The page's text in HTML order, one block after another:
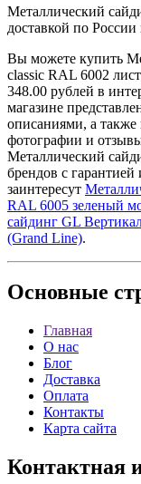
Металлический
доставкой по
Вы можете купить
classic RAL 6002
348.00 рублей в
магазине
описаниями, а также
фотографии и
Металлический
брендов с
заинтересут
RAL 6005 зеленый
сайдинг GL
(Grand Line).
Основные
Главная
О нас
Блог
Доставка
Оплата
Контакты
Карта сайта
Контактная